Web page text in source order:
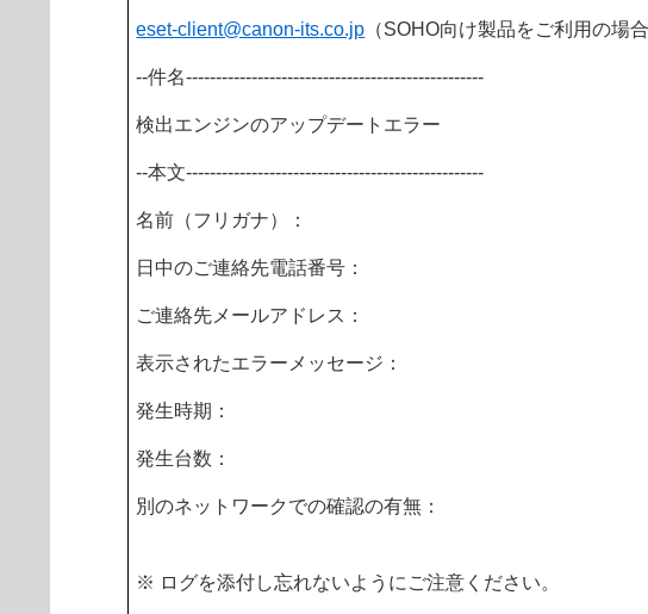
eset-client@canon-its.co.jp （SOHO向け製品をご利用の場合
--件名--------------------------------------------------
検出エンジンのアップデートエラー
--本文--------------------------------------------------
名前（フリガナ）：
日中のご連絡先電話番号：
ご連絡先メールアドレス：
表示されたエラーメッセージ：
発生時期：
発生台数：
別のネットワークでの確認の有無：
※ ログを添付し忘れないようにご注意ください。